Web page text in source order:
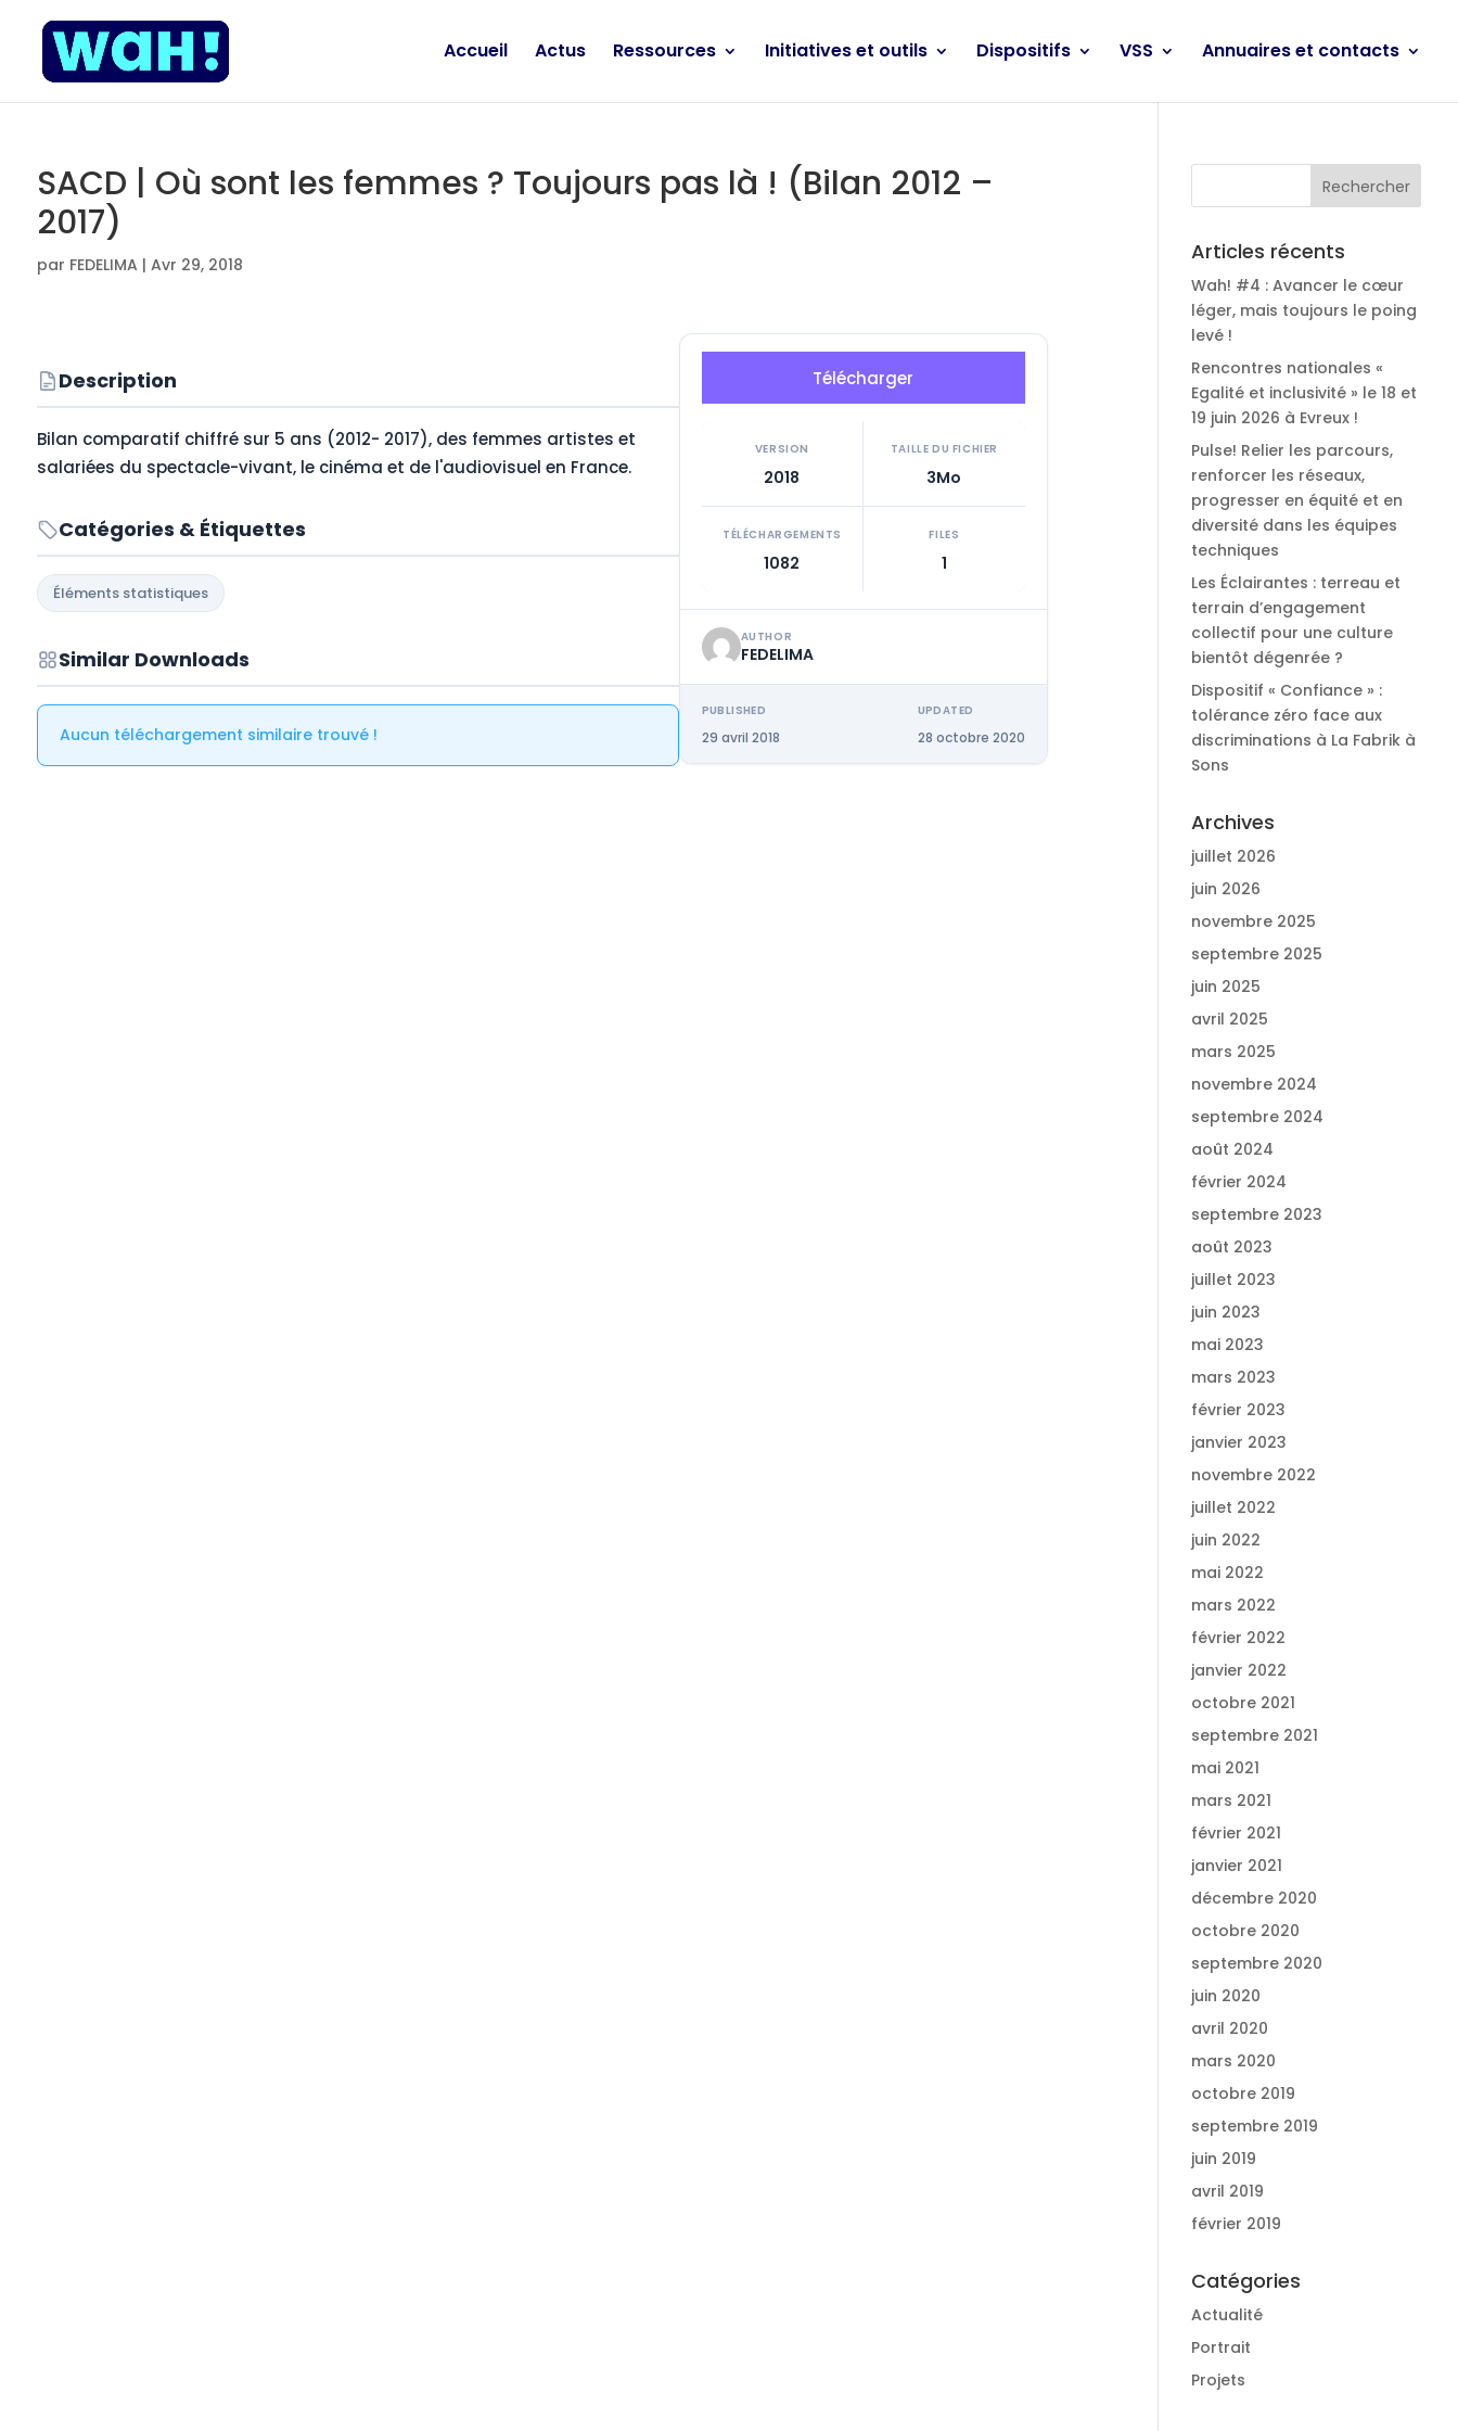
Accueil Actus Ressources Initiatives et outils Dispositifs VSS Annuaires et contacts
SACD | Où sont les femmes ? Toujours pas là ! (Bilan 2012 –
2017)
par FEDELIMA | Avr 29, 2018
Description
Bilan comparatif chiffré sur 5 ans (2012- 2017), des femmes artistes et
salariées du spectacle-vivant, le cinéma et de l'audiovisuel en France.
Catégories & Étiquettes
Éléments statistiques
Similar Downloads
Aucun téléchargement similaire trouvé !
Télécharger
VERSION
2018
TAILLE DU FICHIER
3Mo
TÉLÉCHARGEMENTS
1082
FILES
1
AUTHOR
FEDELIMA
PUBLISHED
29 avril 2018
UPDATED
28 octobre 2020
Articles récents
Wah! #4 : Avancer le cœur
léger, mais toujours le poing
levé !
Rencontres nationales «
Egalité et inclusivité » le 18 et
19 juin 2026 à Evreux !
Pulse! Relier les parcours,
renforcer les réseaux,
progresser en équité et en
diversité dans les équipes
techniques
Les Éclairantes : terreau et
terrain d’engagement
collectif pour une culture
bientôt dégenrée ?
Dispositif « Confiance » :
tolérance zéro face aux
discriminations à La Fabrik à
Sons
Archives
juillet 2026
juin 2026
novembre 2025
septembre 2025
juin 2025
avril 2025
mars 2025
novembre 2024
septembre 2024
août 2024
février 2024
septembre 2023
août 2023
juillet 2023
juin 2023
mai 2023
mars 2023
février 2023
janvier 2023
novembre 2022
juillet 2022
juin 2022
mai 2022
mars 2022
février 2022
janvier 2022
octobre 2021
septembre 2021
mai 2021
mars 2021
février 2021
janvier 2021
décembre 2020
octobre 2020
septembre 2020
juin 2020
avril 2020
mars 2020
octobre 2019
septembre 2019
juin 2019
avril 2019
février 2019
Catégories
Actualité
Portrait
Projets